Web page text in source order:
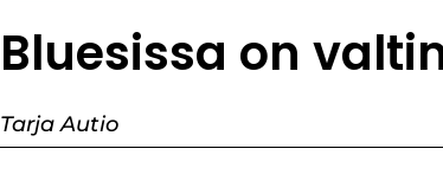
Bluesissa on
Tarja Autio